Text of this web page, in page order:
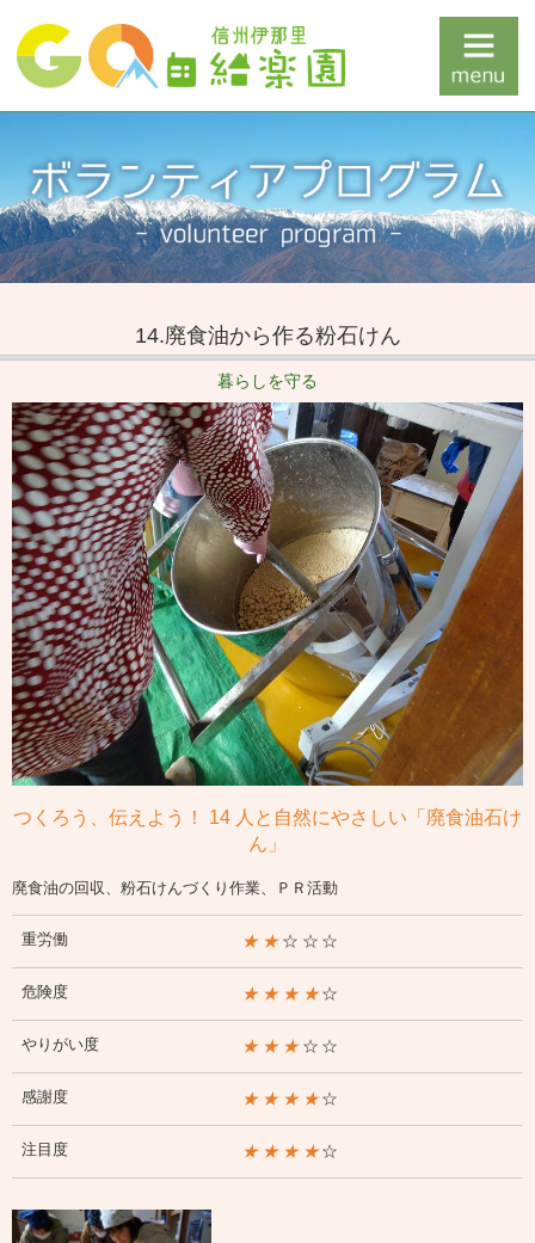
14.廃食油から作る粉石けん
暮らしを守る
つくろう、伝えよう！ 14 人と自然にやさしい「廃食油石け
ん」
廃食油の回収、粉石けんづくり作業、ＰＲ活動
重労働 ★★☆☆☆
危険度 ★★★★☆
やりがい度 ★★★☆☆
感謝度 ★★★★☆
注目度 ★★★★☆